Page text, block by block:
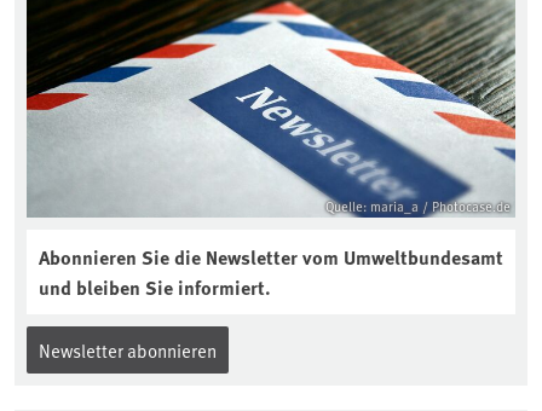
Quelle: maria_a / Photocase.de
Abonnieren Sie die Newsletter vom Umweltbundesamt
und bleiben Sie informiert.
Newsletter abonnieren